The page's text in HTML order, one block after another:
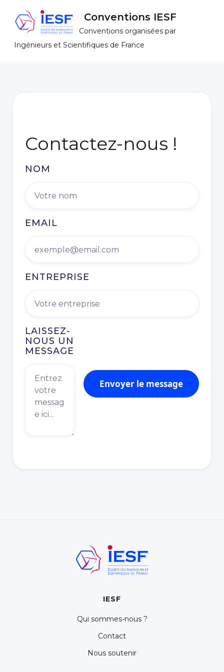
Conventions IESF
Conventions organisées par
Ingénieurs et Scientifiques de France
Contactez-nous !
NOM
EMAIL
ENTREPRISE
LAISSEZ-
NOUS UN
MESSAGE
IESF
Qui sommes-nous ?
Contact
Nous soutenir